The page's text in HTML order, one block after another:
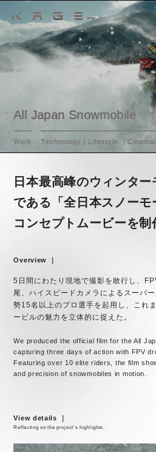
All Japan Snowmobile
Work Technology｜Lifestyle ｜
日本最高峰のウィンタ
である「全日本スノー
コンセプトムービーを制
Overview ｜
5日間にわたり現地で撮影を敢行し、
尾、ハイスピードカメラによるスーパ
勢15名以上のプロ選手を起用し、これ
ービルの魅力を立体的に捉えた。
We produced the official film for the All
capturing three days of action with FPV
Featuring over 10 elite riders, the film
and precision of snowmobiles in motion.
View details ｜
Reflecting on the project’s highlights.